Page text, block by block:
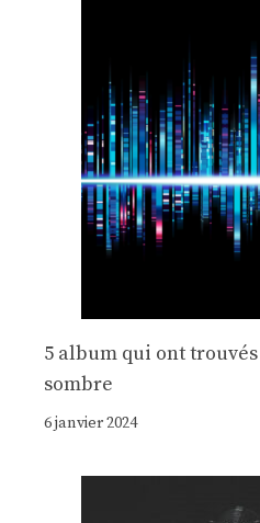
5 album qui ont
sombre
6 janvier 2024